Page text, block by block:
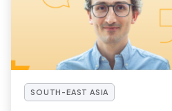
SOUTH-EAST ASIA